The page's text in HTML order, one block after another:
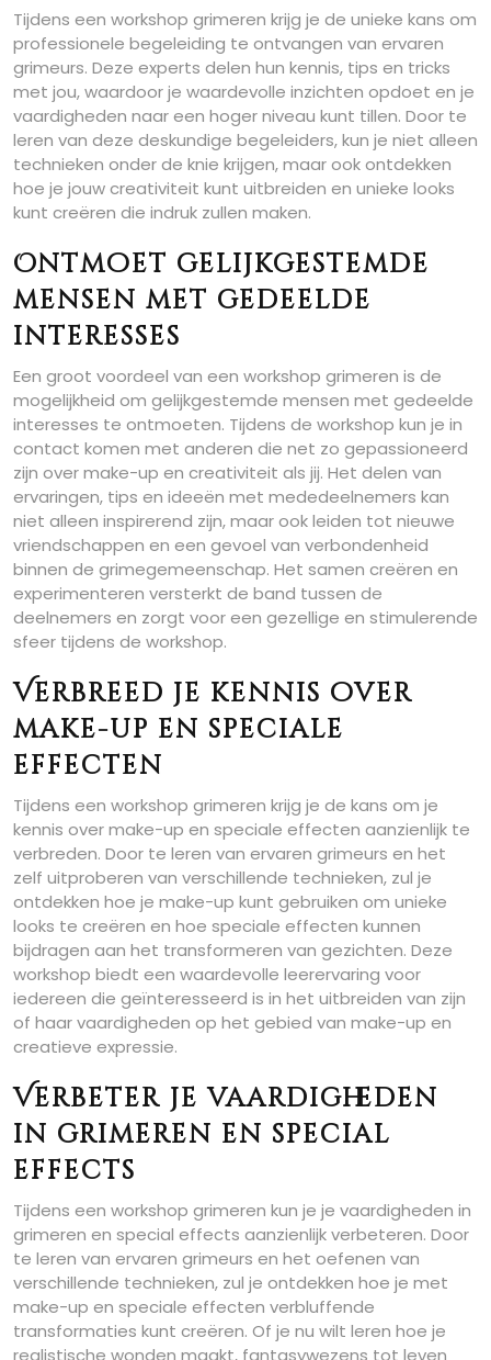
Tijdens een workshop grimeren krijg je de unieke kans om
professionele begeleiding te ontvangen van ervaren
grimeurs. Deze experts delen hun kennis, tips en tricks
met jou, waardoor je waardevolle inzichten opdoet en je
vaardigheden naar een hoger niveau kunt tillen. Door te
leren van deze deskundige begeleiders, kun je niet alleen
technieken onder de knie krijgen, maar ook ontdekken
hoe je jouw creativiteit kunt uitbreiden en unieke looks
kunt creëren die indruk zullen maken.
Ontmoet gelijkgestemde
mensen met gedeelde
interesses
Een groot voordeel van een workshop grimeren is de
mogelijkheid om gelijkgestemde mensen met gedeelde
interesses te ontmoeten. Tijdens de workshop kun je in
contact komen met anderen die net zo gepassioneerd
zijn over make-up en creativiteit als jij. Het delen van
ervaringen, tips en ideeën met mededeelnemers kan
niet alleen inspirerend zijn, maar ook leiden tot nieuwe
vriendschappen en een gevoel van verbondenheid
binnen de grimegemeenschap. Het samen creëren en
experimenteren versterkt de band tussen de
deelnemers en zorgt voor een gezellige en stimulerende
sfeer tijdens de workshop.
Verbreed je kennis over
make-up en speciale
effecten
Tijdens een workshop grimeren krijg je de kans om je
kennis over make-up en speciale effecten aanzienlijk te
verbreden. Door te leren van ervaren grimeurs en het
zelf uitproberen van verschillende technieken, zul je
ontdekken hoe je make-up kunt gebruiken om unieke
looks te creëren en hoe speciale effecten kunnen
bijdragen aan het transformeren van gezichten. Deze
workshop biedt een waardevolle leerervaring voor
iedereen die geïnteresseerd is in het uitbreiden van zijn
of haar vaardigheden op het gebied van make-up en
creatieve expressie.
Verbeter je vaardigheden
in grimeren en special
effects
Tijdens een workshop grimeren kun je je vaardigheden in
grimeren en special effects aanzienlijk verbeteren. Door
te leren van ervaren grimeurs en het oefenen van
verschillende technieken, zul je ontdekken hoe je met
make-up en speciale effecten verbluffende
transformaties kunt creëren. Of je nu wilt leren hoe je
realistische wonden maakt, fantasywezens tot leven